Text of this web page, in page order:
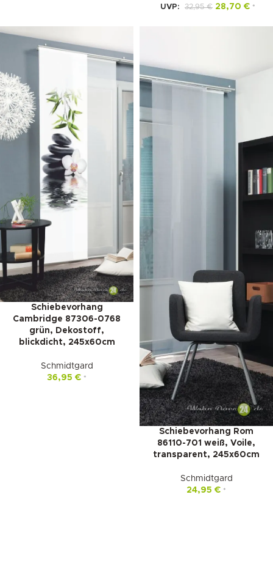
UVP: 32,95€ 28,70 € *
Schiebevorhang
Cambridge 87306-0768
grün, Dekostoff,
blickdicht, 245x60cm
Schmidtgard
36,95 € *
Schiebevorhang Rom
86110-701 weiß, Voile,
transparent, 245x60cm
Schmidtgard
24,95 € *